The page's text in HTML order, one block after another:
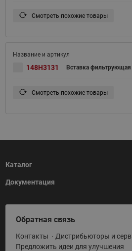
Смотреть похожие товары
148H3131 Вставка
Смотреть похожие товары
Каталог
Тепловая автоматика
Холодильная техника
Приводная техника
Промышленная автоматика
Документация
HeatPlatform (Тепловая платформа)
Полезные программы и инструменты
Условия поставки
Обратная связь
Контакты
Дистрибьюторы и
Предложить идеи для улучшения